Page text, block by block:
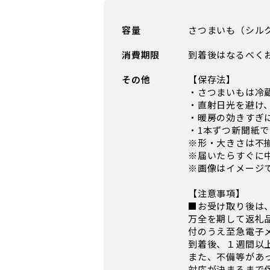
容量
さつまいも（シ
消費期限
到着後はなるべく
その他
【保存法】
・さつまいもは
・直射日光を避
・暖房の効きす
・1本ずつ新聞紙
※形・大きさは不
※届いたらすぐに
※画像はイメージ
【注意事項】
■お受け取り後は
万全を期して返礼
付のうえ至急電子
到着後、１週間以
また、不備等があ